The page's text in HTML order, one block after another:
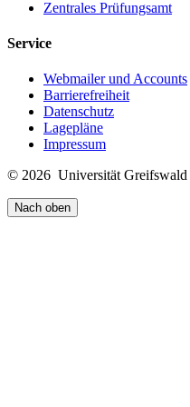
Zentrales Prüfungsamt
Service
Webmailer und Accounts
Barrierefreiheit
Datenschutz
Lagepläne
Impressum
© 2026 Universität Greifswald
Nach oben